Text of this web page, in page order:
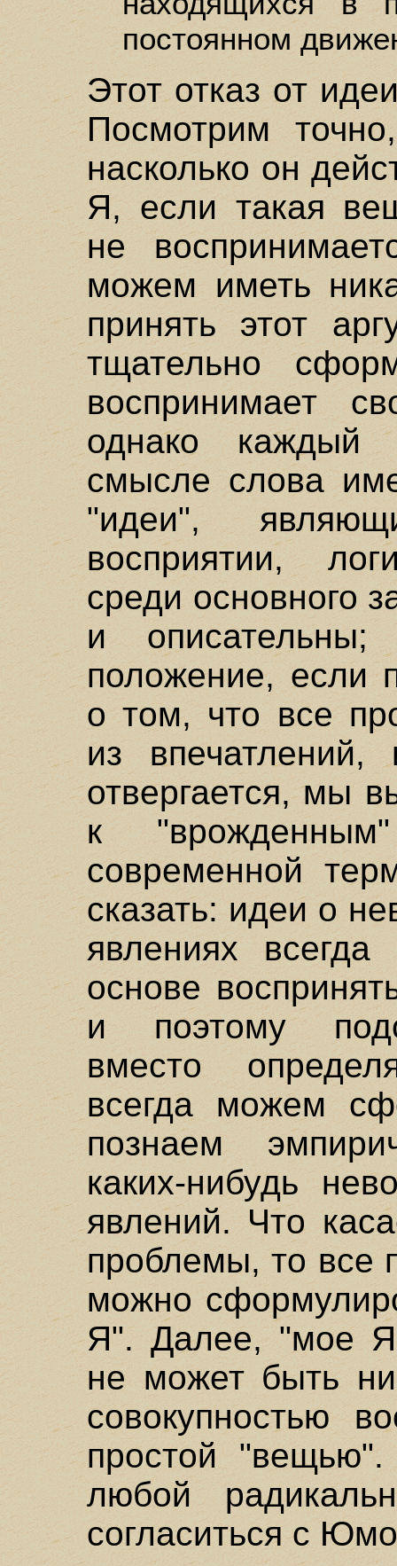
постоянном
Этот отказ от
Посмотрим
насколько он
Я, если такая
не
можем иметь
принять этот
тщательно
воспринимает
однако
смысле слова
"идеи",
восприятии,
среди основного
и
положение, если
о том, что все
из
отвергается, мы
к
современной
сказать: идеи о
явлениях
основе
и поэтому
вместо
всегда можем
познаем
каких-нибудь
явлений. Что
проблемы, то все
можно
Я". Далее, "мое
не может быть
совокупностью
простой
любой
согласиться с